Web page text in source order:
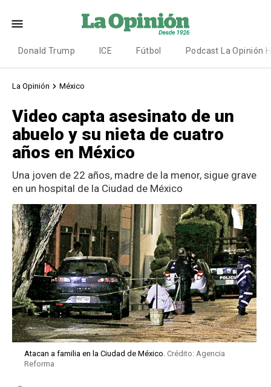
Donald Trump ICE Fútbol Podcast La Opinión
La Opinión México
Video capta asesinato de un
abuelo y su nieta de cuatro
años en México
Una joven de 22 años, madre de la menor, sigue grave
en un hospital de la Ciudad de México
Atacan a familia en la Ciudad de México. Crédito: Agencia
Reforma